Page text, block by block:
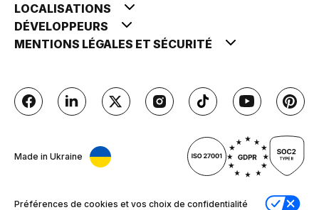
LOCALISATIONS
DÉVELOPPEURS
MENTIONS LÉGALES ET SÉCURITÉ
Made in Ukraine
Préférences de cookies et vos choix de confidentialité